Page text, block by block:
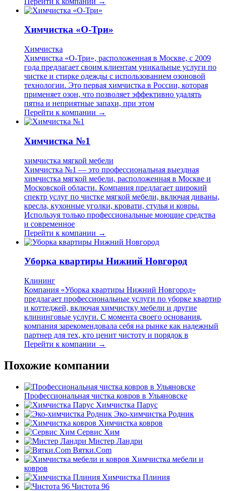
Химчистка «О-Три»
Химчистка
Химчистка «О-Три», расположенная в Москве, с 2009
года предлагает своим клиентам уникальные услуги по
чистке и стирке одежды с использованием озоновой
технологии. Это первая химчистка в России, которая
применяет озон, что позволяет эффективно удалять
пятна и неприятные запахи, при этом
Перейти к компании →
Химчистка №1
химчистка мягкой мебели
Химчистка №1 — это профессиональная выездная
химчистка мягкой мебели, расположенная в Москве и
Московской области. Компания предлагает широкий
спектр услуг по чистке мягкой мебели, включая диваны,
кресла, кухонные уголки, кровати, стулья и ковры.
Используя только профессиональные моющие средства
и современное
Перейти к компании →
Уборка квартиры Нижний Новгород
Клининг
Компания «Уборка квартиры Нижний Новгород»
предлагает профессиональные услуги по уборке квартир
и коттеджей, включая химчистку мебели и другие
клининговые услуги. С момента своего основания,
компания зарекомендовала себя на рынке как надежный
партнер для тех, кто ценит чистоту и порядок в
Перейти к компании →
Похожие компании
Профессиональная чистка ковров в Ульяновске
Химчистка Парус
Эко-химчистка Родник
Химчистка ковров
Сервис Хим
Мистер Ландри
Вятки.Com
Химчистка мебели и
ковров
Химчистка Плиния
Чистота 96